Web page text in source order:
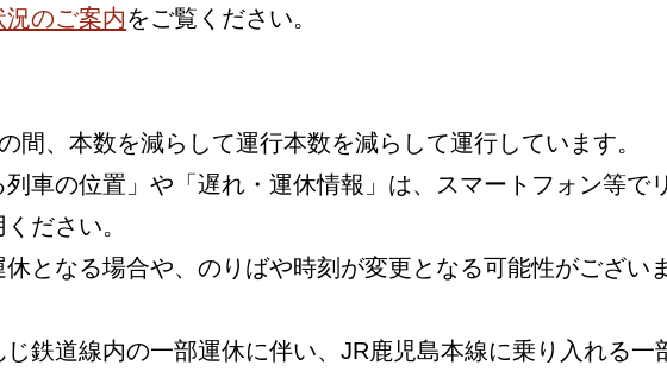
のご案内をご覧ください。
間、本数を減らして運行本数を減らして運行しています。
車の位置」や「遅れ・運休情報」は、スマートフォン等で
ださい。
となる場合や、のりばや時刻が変更となる可能性がござい
じ鉄道線内の一部運休に伴い、JR鹿児島本線に乗り入れる一